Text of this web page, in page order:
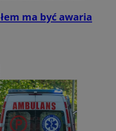
ma być awaria